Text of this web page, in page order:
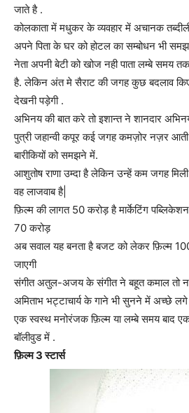
जाते है .
कोलकाता में मधुकर के व्यवहार में अचानक
अपने पिता के घर को होटल का सम्बोधन भी
नेता अपनी बेटी को खोज नही पाता लम्बे समय
है. लेकिन अंत मे सैराट की जगह कुछ बदलाव
देखनी पड़ेगी .
अभिनय की बात करे तो इशान्त ने शानदार
पुत्री जहान्वी कपूर कई जगह कमज़ोर नज़र
बारीकियों को समझने में.
आशुतोष राणा उम्दा है लेकिन उन्हें कम जगह
वह लाजवाब है|
फ़िल्म की लागत 50 करोड़ है मार्केटिंग
70 करोड़
अब सवाल यह बनता है बजट को लेकर फ़िल्म 100
जाएगी
संगीत अतुल-अजय के संगीत ने बहूत कमाल तो
अमिताभ भट्टाचार्य के गाने भी सुनने में अच्छे
एक स्वस्थ मनोरंजक फ़िल्म या लम्बे समय बाद
बॉलीवुड में .
फ़िल्म 3 स्टार्स